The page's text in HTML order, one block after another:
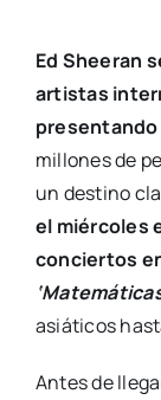
Ed Sheeran
artistas
presentando
millones de
un destino
el miércoles
conciertos
asiáticos
Antes de